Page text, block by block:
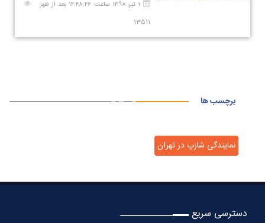
۱ تیر ۱۳۹۸ ساعت ۱۲:۴۸:۲۶ بعد از ظهر
13511
برچسب ها
نمایندگی شارپ در تهران
دسترسی سریع